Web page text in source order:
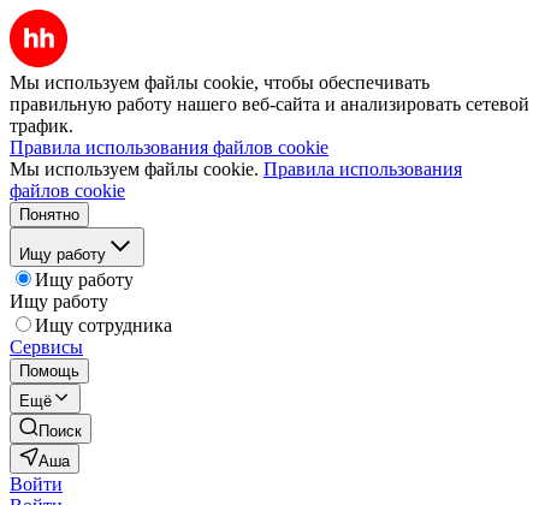
Мы используем файлы cookie, чтобы обеспечивать
правильную работу нашего веб-сайта и анализировать сетевой
трафик.
Правила использования файлов cookie
Мы используем файлы cookie. Правила использования
файлов cookie
Понятно
Ищу работу
Ищу работу
Ищу работу
Ищу сотрудника
Сервисы
Помощь
Ещё
Поиск
Аша
Войти